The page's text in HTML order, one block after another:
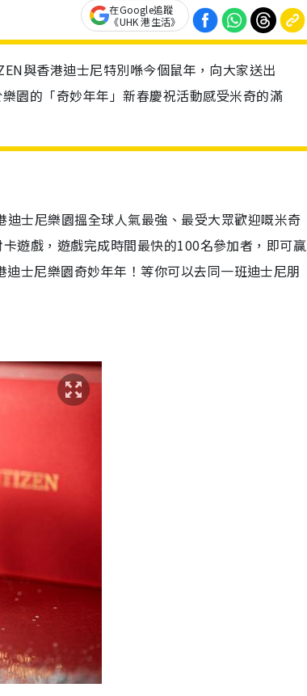
在Google追蹤
《UHK 港生活》
與香港迪士尼特別喺今個鼠年，向大家送出
園的「奇妙年年」新春慶祝活動感受米奇的滿
士尼樂園搵全球人氣最強、最受大眾歡迎嘅米奇
遊戲，遊戲完成時間最快的100名參加者，即可贏
士尼樂園奇妙年年！等你可以去同一班迪士尼朋